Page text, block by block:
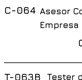
C-064 Asesor
Empresa
T-063B Tester